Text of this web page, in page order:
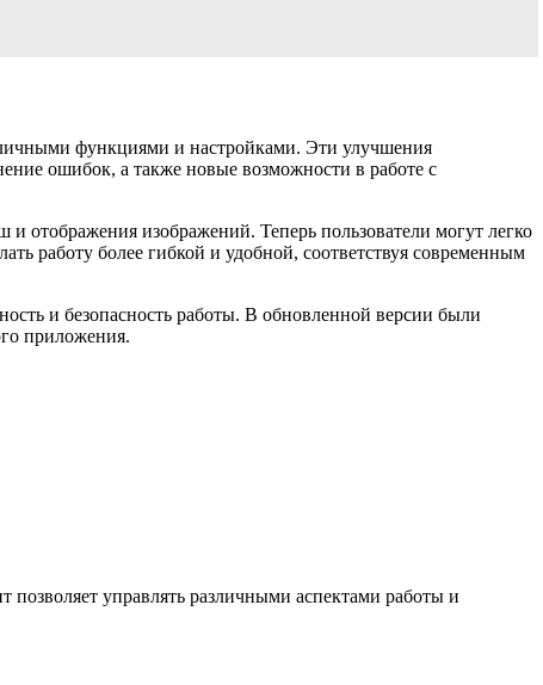
функциями и настройками. Эти улучшения
ошибок, а также новые возможности в работе с
отображения изображений. Теперь пользователи могут легко
работу более гибкой и удобной, соответствуя современным
и безопасность работы. В обновленной версии были
приложения.
управлять различными аспектами работы и